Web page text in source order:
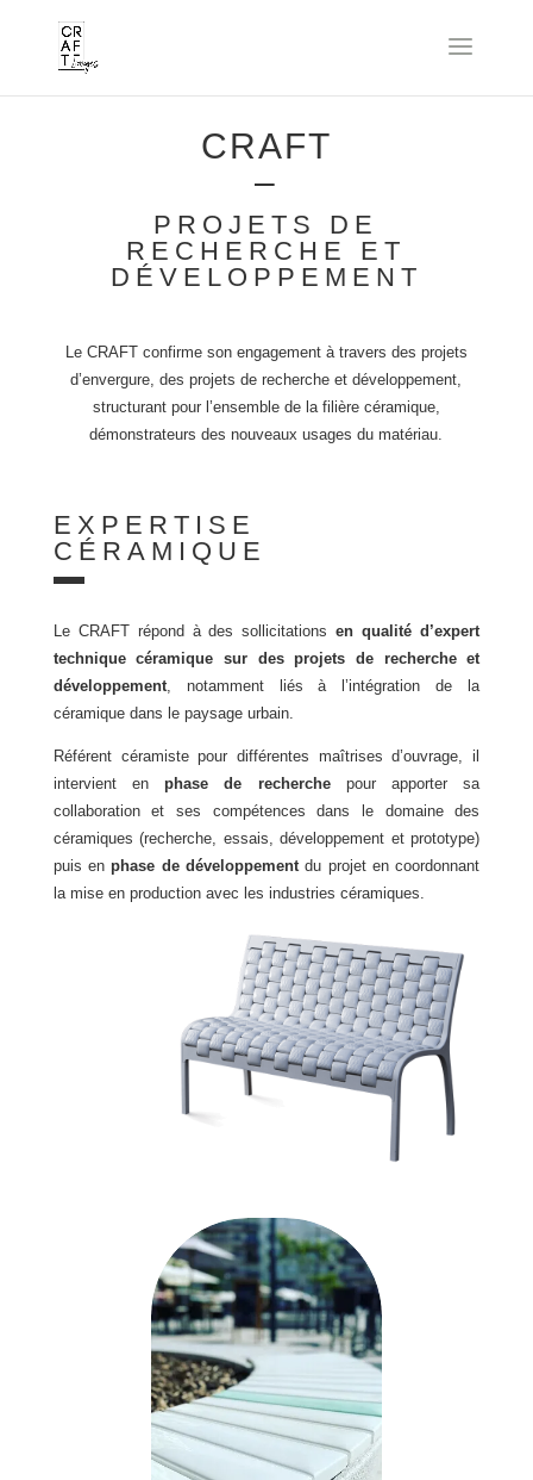
CRAFT
–
PROJETS DE
RECHERCHE ET
DÉVELOPPEMENT
Le CRAFT confirme son engagement à travers des projets
d’envergure, des projets de recherche et développement,
structurant pour l’ensemble de la filière céramique,
démonstrateurs des nouveaux usages du matériau.
EXPERTISE
CÉRAMIQUE
Le CRAFT répond à des sollicitationsen qualité d’expert
technique céramique sur des projets de recherche et
développement, notamment liés à l’intégration de la
céramique dans le paysage urbain.
Référent céramiste pour différentes maîtrises d’ouvrage, il
intervient enphase de recherchepour apporter sa
collaboration et ses compétences dans le domaine des
céramiques (recherche, essais, développement et prototype)
puis enphase de développementdu projet en coordonnant
la mise en production avec les industries céramiques.